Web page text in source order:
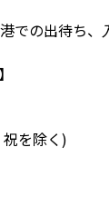
での出待ち、
を除く)